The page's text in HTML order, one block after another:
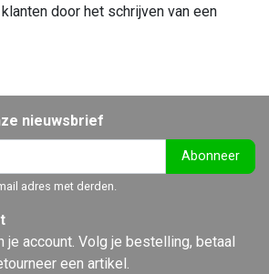
door het schrijven van een
nieuwsbrief
Abonneer
adres met derden.
je account. Volg je bestelling, betaal
een artikel.